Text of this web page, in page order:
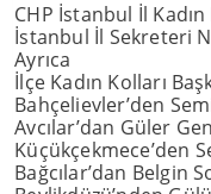
CHP İstanbul İl Kadın
İstanbul İl Sekreteri
Ayrıca
İlçe Kadın Kolları
Bahçelievler’den
Avcılar’dan Güler
Küçükçekmece’den
Bağcılar’dan Belgin